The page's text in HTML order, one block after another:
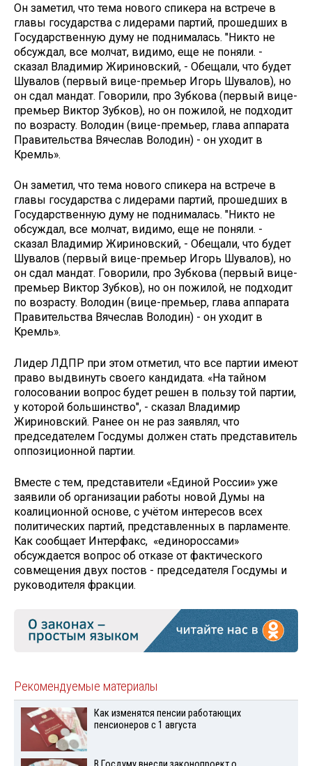
Он заметил, что тема нового спикера на встрече в
главы государства с лидерами партий, прошедших в
Государственную думу не поднималась. "Никто не
обсуждал, все молчат, видимо, еще не поняли. -
сказал Владимир Жириновский, - Обещали, что будет
Шувалов (первый вице-премьер Игорь Шувалов), но
он сдал мандат. Говорили, про Зубкова (первый вице-
премьер Виктор Зубков), но он пожилой, не подходит
по возрасту. Володин (вице-премьер, глава аппарата
Правительства Вячеслав Володин) - он уходит в
Кремль».
Он заметил, что тема нового спикера на встрече в
главы государства с лидерами партий, прошедших в
Государственную думу не поднималась. "Никто не
обсуждал, все молчат, видимо, еще не поняли. -
сказал Владимир Жириновский, - Обещали, что будет
Шувалов (первый вице-премьер Игорь Шувалов), но
он сдал мандат. Говорили, про Зубкова (первый вице-
премьер Виктор Зубков), но он пожилой, не подходит
по возрасту. Володин (вице-премьер, глава аппарата
Правительства Вячеслав Володин) - он уходит в
Кремль».
Лидер ЛДПР при этом отметил, что все партии имеют
право выдвинуть своего кандидата. «На тайном
голосовании вопрос будет решен в пользу той партии,
у которой большинство", - сказал Владимир
Жириновский. Ранее он не раз заявлял, что
председателем Госдумы должен стать представитель
оппозиционной партии.
Вместе с тем, представители «Единой России» уже
заявили об организации работы новой Думы на
коалиционной основе, с учётом интересов всех
политических партий, представленных в парламенте.
Как сообщает Интерфакс, «единороссами»
обсуждается вопрос об отказе от фактического
совмещения двух постов - председателя Госдумы и
руководителя фракции.
Рекомендуемые материалы
Как изменятся пенсии работающих
пенсионеров с 1 августа